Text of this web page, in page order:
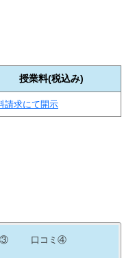
授業料(税込み)
請求にて開示
③ 口コミ④